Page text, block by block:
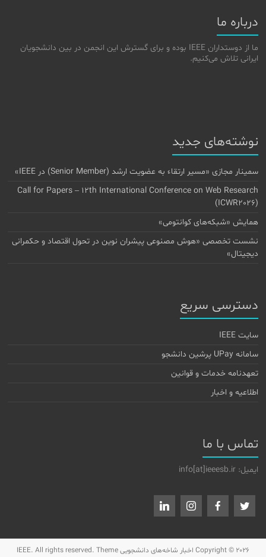
درباره ما
ما از دوستداران IEEE بوده و برای گسترش این انجمن در بین دانشجویان
ایرانی تلاش می‌کنیم.
نوشته‌های جدید
سمینار مجازی «مسیر ارتقاء به عضویت ارشد (Senior Member) در IEEE»
Call for Papers – 12th International Conference on Web Research
(ICWR2026)
همایش «شبکه‌های کوانتومی»
نشست تخصصی «هوش مصنوعی پیشران نوین در تحول اقتصاد و حکمرانی
دیجیتال»
دسترسی سریع
سایت IEEE
سامانه UPay پرشین دانشجو
تعهدنامه خدمات و قوانین
اطلاعیه و اخبار
تماس با ما
ایمیل: info[at]ieeesb.ir
Copyright © 2026 اخبار شاخه‌های دانشجویی IEEE. All rights reserved. Theme